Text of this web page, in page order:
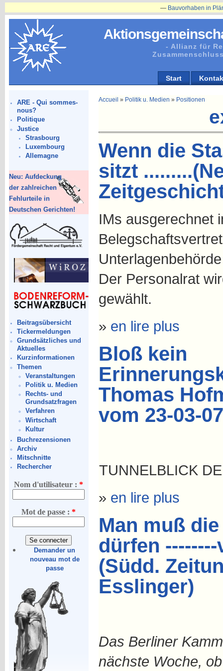
- Allianz für
Start
ARE - Qui sommes-
nous?
Politique
Justice
Strasbourg
Luxembourg
Allemagne
Neu: Aufdeckung
der zahlreichen
Fehlurteile in
Deutschen Gerichten!
Beitragsübersicht
Tickermeldungen
Grundsätzliches und
Aktuelles
Kurzinformationen
Themen
Veranstaltungen
Politik u. Medien
Rechts- und
Grundsatzfragen
Verfahren
Wirtschaft
Kultur
Buchrezensionen
Archiv
Mitschnitte
Rechercher
Nom d'utilisateur :*
Mot de passe :*
Demander un
nouveau mot de
passe
Bauvorhaben in Plänitz betr.
Accueil » Politik u. Medien » Positionen
Wenn die
sitzt
IMs ausgerechnet
Der Personalrat
gewählt.
» en lire plus
Bloß kein
Thomas
vom 23-03-
TUNNELBLICK
» en lire plus
Man muß
dürfen
(Südd.
Esslinger)
Das Berliner
nächste Woche,